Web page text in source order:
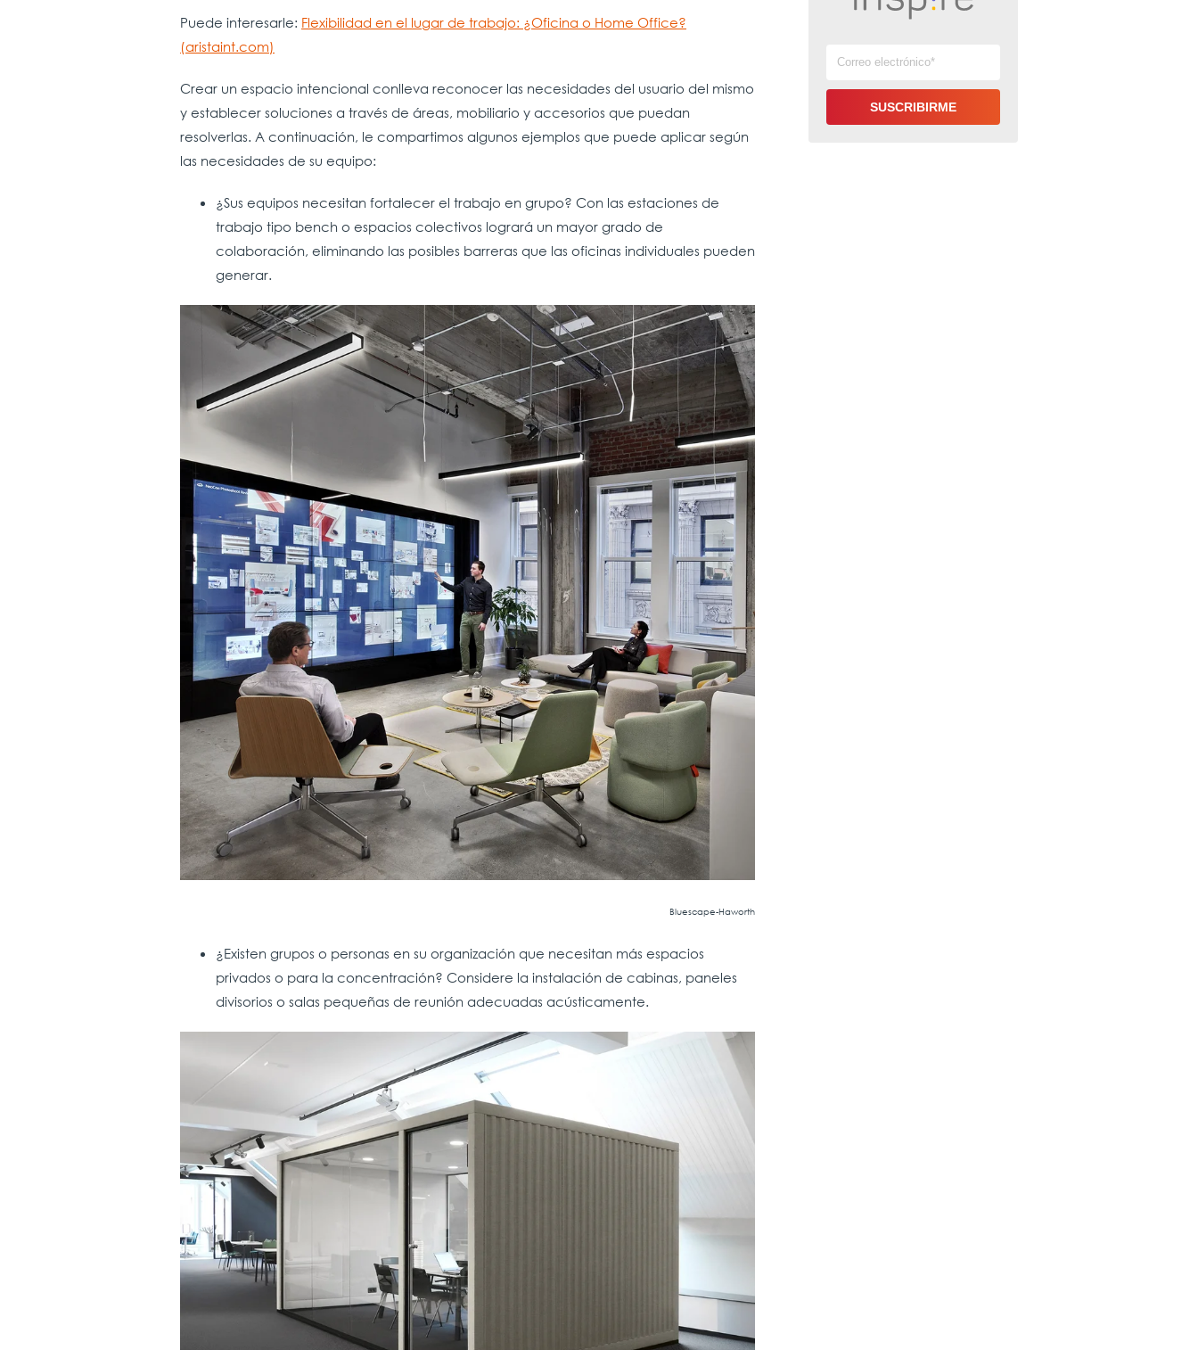
Puede interesarle: Flexibilidad en el lugar de trabajo: ¿Oficina o Home Office?
(aristaint.com)
Crear un espacio intencional conlleva reconocer las necesidades del usuario del mismo
y establecer soluciones a través de áreas, mobiliario y accesorios que puedan
resolverlas. A continuación, le compartimos algunos ejemplos que puede aplicar según
las necesidades de su equipo:
¿Sus equipos necesitan fortalecer el trabajo en grupo? Con las estaciones de
trabajo tipo bench o espacios colectivos logrará un mayor grado de
colaboración, eliminando las posibles barreras que las oficinas individuales pueden
generar.
Bluescape-Haworth
¿Existen grupos o personas en su organización que necesitan más espacios
privados o para la concentración? Considere la instalación de cabinas, paneles
divisorios o salas pequeñas de reunión adecuadas acústicamente.